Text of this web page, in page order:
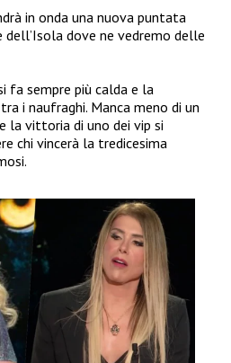
in onda una nuova puntata
dove ne vedremo delle
fa sempre più calda e la
i naufraghi. Manca meno di un
la vittoria di uno dei vip si
chi vincerà la tredicesima